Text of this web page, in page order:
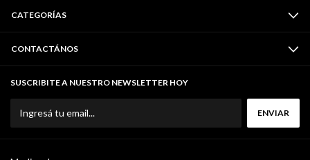
CATEGORÍAS
CONTACTÁNOS
SUSCRIBITE A NUESTRO NEWSLETTER HOY